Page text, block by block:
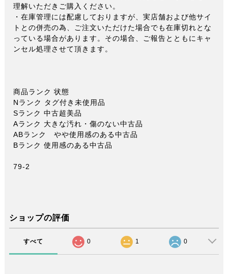
理解いただきご購入ください。
・在庫管理には配慮しておりますが、実店舗および他サイ
トとの併売の為、ご注文いただけた場合でも在庫切れとな
っている場合があります。その場合、ご報告とともにキャ
ンセル処理させて頂きます。
商品ランク 状態
Nランク タグ付き未使用品
Sランク 中古超美品
Aランク 大きな汚れ・傷のない中古品
ABランク やや使用感のある中古品
Bランク 使用感のある中古品
79-2
ショップの評価
すべて 0 1 0